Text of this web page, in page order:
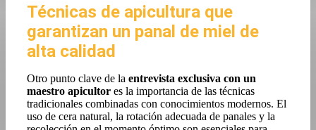
Técnicas de apicultura que
garantizan un panal de miel de
alta calidad
Otro punto clave de la entrevista exclusiva con un
maestro apicultor es la importancia de las técnicas
tradicionales combinadas con conocimientos modernos. El
uso de cera natural, la rotación adecuada de panales y la